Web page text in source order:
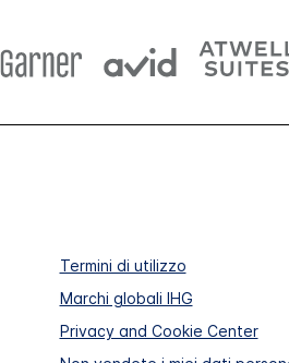
Termini di utilizzo
Marchi globali IHG
Privacy and Cookie Center